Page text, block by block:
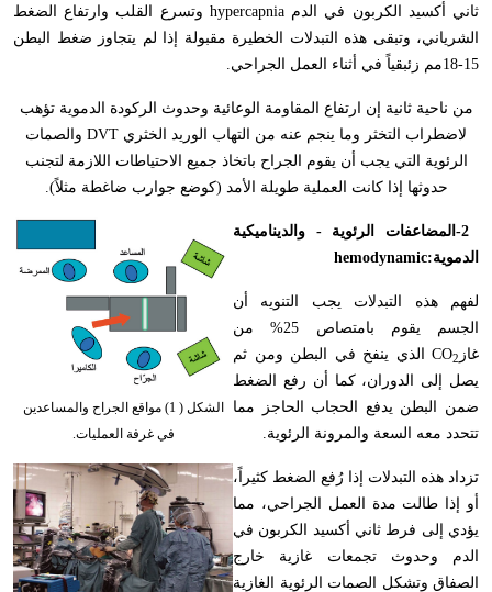
ثاني أكسيد الكربون في الدم hypercapnia وتسرع القلب وارتفاع الضغط
الشرياني، وتبقى هذه التبدلات الخطيرة مقبولة إذا لم يتجاوز ضغط البطن
15-18مم زئبقياً في أثناء العمل الجراحي
.
من ناحية ثانية إن ارتفاع المقاومة الوعائية وحدوث الركودة الدموية تؤهب
لاضطراب التخثر وما ينجم عنه من التهاب الوريد الخثري DVT والصمات
الرئوية التي يجب أن يقوم الجراح باتخاذ جميع الاحتياطات اللازمة لتجنب
حدوثها إذا كانت العملية طويلة الأمد (كوضع جوارب ضاغطة مثلاً).
الشكل ( 1) مواقع الجراح والمساعدين
في غرفة العمليات.
-2 المضاعفات الرئوية - والديناميكية
الدمويةhemodynamic:
لفهم هذه التبدلات يجب التنويه أن
الجسم يقوم بامتصاص 25% من
غاز
CO2
الذي ينفخ في البطن ومن ثم
يصل إلى الدوران، كما أن رفع الضغط
ضمن البطن يدفع الحجاب الحاجز مما
تتحدد معه السعة والمرونة الرئوية.
تزداد هذه التبدلات إذا رُفع الضغط كثيراً،
أو إذا طالت مدة العمل الجراحي، مما
يؤدي إلى فرط ثاني أكسيد الكربون في
الدم وحدوث تجمعات غازية خارج
الصفاق وتشكل الصمات الرئوية الغازية